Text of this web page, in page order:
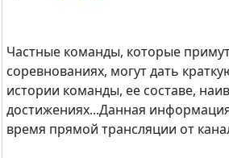
Частные команды, которые
соревнованиях, могут дать
истории команды, ее составе,
достижениях...Данная
время прямой трансляции от